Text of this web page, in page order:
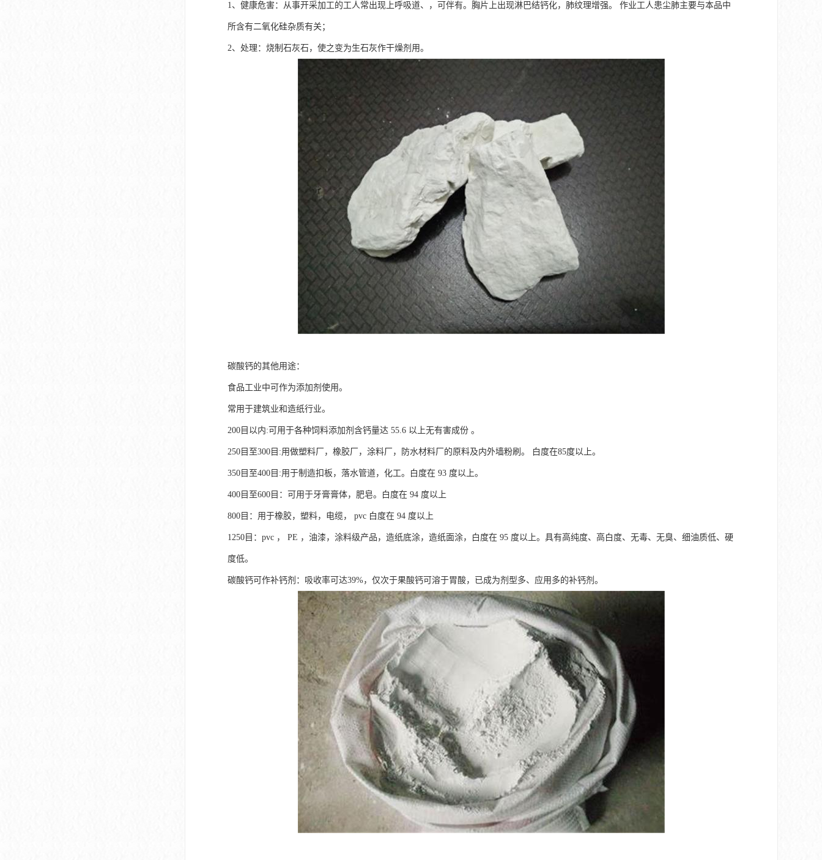
1、健康危害：从事开采加工的工人常出现上呼吸道、，可伴有。胸片上出现淋巴结钙化，肺纹理增强。 作业工人患尘肺主要与本品中
所含有二氧化硅杂质有关；
2、处理：烧制石灰石，使之变为生石灰作干燥剂用。
碳酸钙的其他用途：
食品工业中可作为添加剂使用。
常用于建筑业和造纸行业。
200目以内:可用于各种饲料添加剂含钙量达 55.6 以上无有害成份 。
250目至300目:用做塑料厂，橡胶厂，涂料厂，防水材料厂的原料及内外墙粉刷。 白度在85度以上。
350目至400目:用于制造扣板，落水管道，化工。白度在 93 度以上。
400目至600目：可用于牙膏膏体，肥皂。白度在 94 度以上
800目：用于橡胶，塑料，电缆， pvc 白度在 94 度以上
1250目：pvc ， PE ，油漆，涂料级产品，造纸底涂，造纸面涂，白度在 95 度以上。具有高纯度、高白度、无毒、无臭、细油质低、硬
度低。
碳酸钙可作补钙剂：吸收率可达39%，仅次于果酸钙可溶于胃酸，已成为剂型多、应用多的补钙剂。